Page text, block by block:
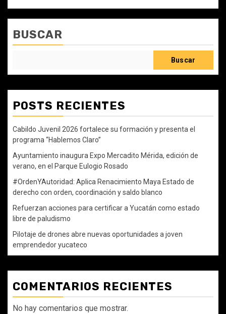
BUSCAR
Buscar
POSTS RECIENTES
Cabildo Juvenil 2026 fortalece su formación y presenta el
programa “Hablemos Claro”
Ayuntamiento inaugura Expo Mercadito Mérida, edición de
verano, en el Parque Eulogio Rosado
#OrdenYAutoridad: Aplica Renacimiento Maya Estado de
derecho con orden, coordinación y saldo blanco
Refuerzan acciones para certificar a Yucatán como estado
libre de paludismo
Pilotaje de drones abre nuevas oportunidades a joven
emprendedor yucateco
COMENTARIOS RECIENTES
No hay comentarios que mostrar.